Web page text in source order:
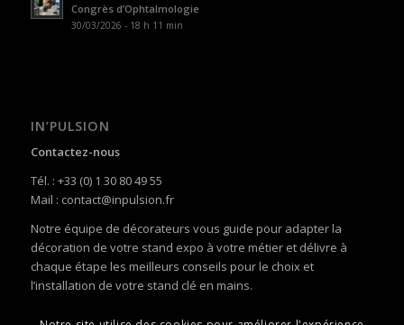
Congrès d’Ophtalmologie
30/03/2026 - 18 h 11 min
IN’PULSION
Contactez-nous
Tél. : +33 (0) 1 30 80 49 55
Mail : contact@inpulsion.fr
Notre équipe de décorateurs vous guide pour adapter la
décoration de votre stand expo à votre métier et délivre à
chaque étape les meilleurs conseils pour le choix et
l’installation de votre stand clé en mains.